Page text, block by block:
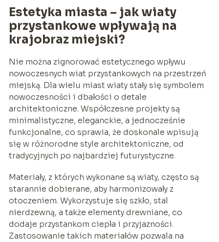
Estetyka miasta – jak wiaty
przystankowe wpływają na
krajobraz miejski?
Nie można zignorować estetycznego wpływu
nowoczesnych wiat przystankowych na przestrzeń
miejską. Dla wielu miast wiaty stały się symbolem
nowoczesności i dbałości o detale
architektoniczne. Współczesne projekty są
minimalistyczne, eleganckie, a jednocześnie
funkcjonalne, co sprawia, że doskonale wpisują
się w różnorodne style architektoniczne, od
tradycyjnych po najbardziej futurystyczne.
Materiały, z których wykonane są wiaty, często są
starannie dobierane, aby harmonizowały z
otoczeniem. Wykorzystuje się szkło, stal
nierdzewną, a także elementy drewniane, co
dodaje przystankom ciepła i przyjazności.
Zastosowanie takich materiałów pozwala na